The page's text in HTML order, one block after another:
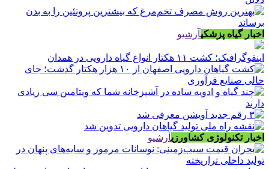
اخبار گیاه پزشکیآرشیو
اینفوگرافیک؛ کشت ۱۱ هکتار انواع گیاه دارویی در همدان
اخبار تکنولوژی کشاورزیآرشیو